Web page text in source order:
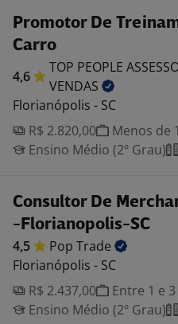
Promotor De
Carro
4,6
TOP PEOPLE
VENDAS
Florianópolis - SC
R$ 2.820,00
Menos de
Ensino Médio (2º Grau)
Consultor De
-Florianopolis-SC
4,5 Pop Trade
Florianópolis - SC
R$ 2.437,00
Entre 1 e
Ensino Médio (2º Grau)